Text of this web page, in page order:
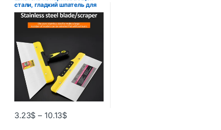
стали, гладкий шпатель для
гипсокартона, гибкий
шпатель, инструменты для
отделки краски,
3.23$ – 10.13$